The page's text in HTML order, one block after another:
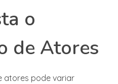
o
de Atores
atores pode variar